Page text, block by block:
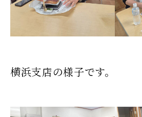
横浜支店の様子です。